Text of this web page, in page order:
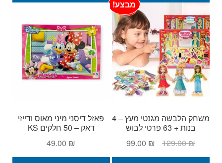
משחק הלבשה מגנטי מעץ – 4
בנות + 63 פרטי לבוש
מבצע!
129.00₪
המחיר
המקורי
99.00 ₪
המחיר
הנוכחי
פאזל דיסני מיני מאוס ודייזי
דאק – 50 חלקים KS
49.00 ₪